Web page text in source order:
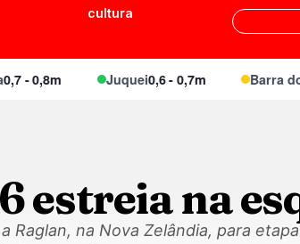
cultura
Juquei0,6 - 0,7m Barra do Una
estreia na
Raglan, na Nova Zelândia, para